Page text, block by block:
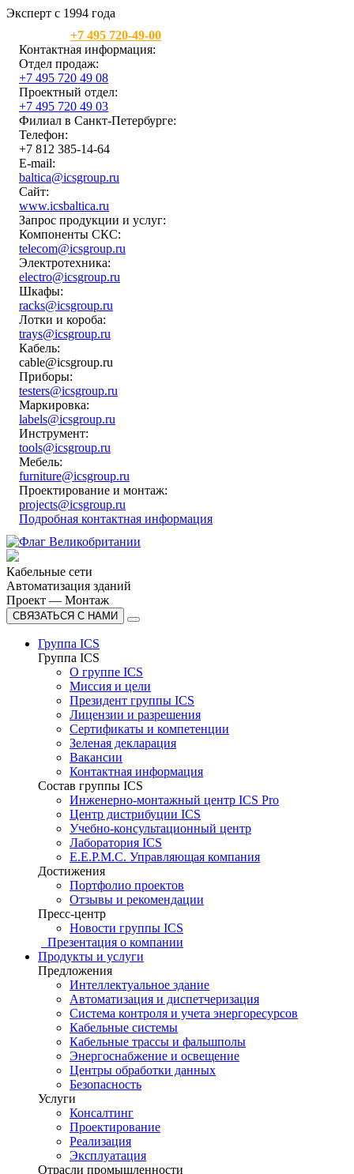
Эксперт с 1994 года
+7 495 720-49-00
Контактная информация:
Отдел продаж:
+7 495 720 49 08
Проектный отдел:
+7 495 720 49 03
Филиал в Санкт-Петербурге:
Телефон:
+7 812 385-14-64
E-mail:
baltica@icsgroup.ru
Сайт:
www.icsbaltica.ru
Запрос продукции и услуг:
Компоненты СКС:
telecom@icsgroup.ru
Электротехника:
electro@icsgroup.ru
Шкафы:
racks@icsgroup.ru
Лотки и короба:
trays@icsgroup.ru
Кабель:
cable@icsgroup.ru
Приборы:
testers@icsgroup.ru
Маркировка:
labels@icsgroup.ru
Инструмент:
tools@icsgroup.ru
Мебель:
furniture@icsgroup.ru
Проектирование и монтаж:
projects@icsgroup.ru
Подробная контактная информация
Кабельные сети
Автоматизация зданий
Проект — Монтаж
СВЯЗАТЬСЯ С НАМИ
Группа ICS
Группа ICS
О группе ICS
Миссия и цели
Президент группы ICS
Лицензии и разрешения
Сертификаты и компетенции
Зеленая декларация
Вакансии
Контактная информация
Состав группы ICS
Инженерно-монтажный центр ICS Pro
Центр дистрибуции ICS
Учебно-консультационный центр
Лаборатория ICS
E.E.P.M.C. Управляющая компания
Достижения
Портфолио проектов
Отзывы и рекомендации
Пресс-центр
Новости группы ICS
Презентация о компании
Продукты и услуги
Предложения
Интеллектуальное здание
Автоматизация и диспетчеризация
Система контроля и учета энергоресурсов
Кабельные системы
Кабельные трассы и фальшполы
Энергоснабжение и освещение
Центры обработки данных
Безопасность
Услуги
Консалтинг
Проектирование
Реализация
Эксплуатация
Отрасли промышленности